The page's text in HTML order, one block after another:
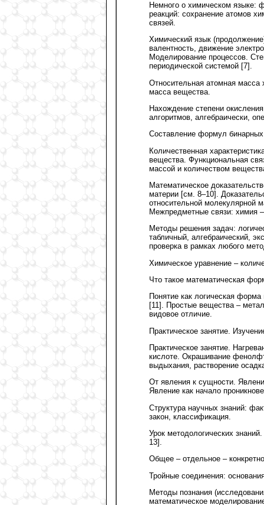
Немного о химическом языке:
реакций: сохранение атомов
связей.
Химический язык
валентность, движение
Моделирование процессов.
периодической системой [7].
Относительная атомная масса
масса вещества.
Нахождение степени
алгоритмов, алгебраически,
Составление формул
Количественная
вещества. Функциональная
массой и количеством
Математическое
материи [см. 8–10].
относительной молекулярной
Межпредметные связи: химия
Методы решения задач:
табличный, алгебраический,
проверка в рамках любого
Химическое уравнение –
Что такое математическая
Понятие как логическая
[11]. Простые вещества –
видовое отличие.
Практическое занятие.
Практическое занятие.
кислоте. Окрашивание
выдыхания, растворение
От явления к сущности.
Явление как начало
Структура научных знаний:
закон, классификация.
Урок методологических
13].
Общее – отдельное –
Тройные соединения:
Методы познания
математическое